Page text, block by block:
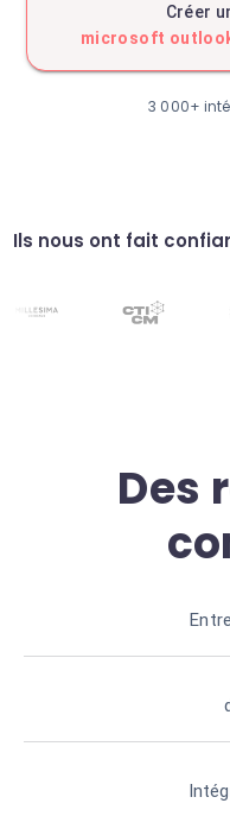
communs.
Suivi
Swiftask.
Gestion
sans erreur
Créer
microsoft
3 000+
Ils nous ont fait
Des